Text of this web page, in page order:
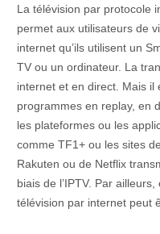
La télévision par protocole
permet aux utilisateurs de
internet qu’ils utilisent un
TV ou un ordinateur. La
internet et en direct. Mais il
programmes en replay, en
les plateformes ou les
comme TF1+ ou les sites
Rakuten ou de Netflix
biais de l’IPTV. Par
télévision par internet peut